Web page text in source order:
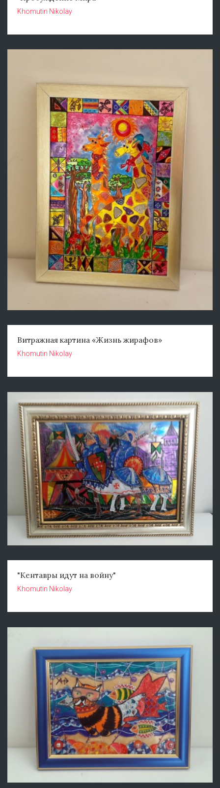
Khomutin Nikolay
Витражная картина «Жизнь жирафов»
Khomutin Nikolay
"Кентавры идут на войну"
Khomutin Nikolay